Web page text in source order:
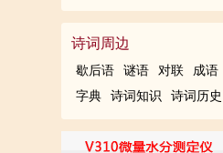
诗词周边
歇后语 谜语 对联
成语
字典
诗词知识 诗词历史